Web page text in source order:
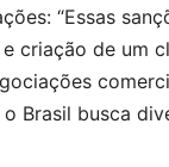
“Essas
criação de um
Brasil busca